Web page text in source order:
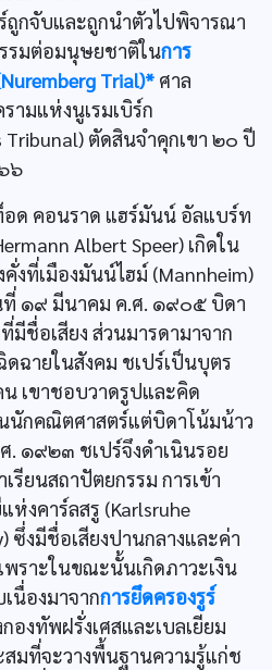
ถูกจับและถูกนำตัวไปพิจารณา
รมต่อมนุษยชาติในการ
Trial)* ศาล
ามแห่งนูเรมเบิร์ก
Tribunal) ตัดสินจำคุกเขา ๒๐ ปี
๖
ด คอนราด แฮร์มันน์ อัลแบร์ท
Albert Speer) เกิดใน
งที่เมืองมันน์ไฮม์ (Mannheim)
ที่ ๑๙ มีนาคม ค.ศ. ๑๙๐๕ บิดา
ชื่อเสียง ส่วนมารดามาจาก
ฉายในสังคม ชเปร์เป็นบุตร
เขาชอบวาดรูปและคิด
นักคณิตศาสตร์แต่บิดาโน้มน้าว
. ๑๙๒๓ ชเปร์จึงดำเนินรอย
รียนสถาปัตยกรรม การเข้า
งคาร์ลสรู (Karlsruhe
ซึ่งมีชื่อเสียงปานกลางและค่า
พราะในขณะนั้นเกิดภาวะเงิน
นื่องมาจากการยึดครองรูร์
องทัพฝรั่งเศสและเบลเยียม
สมที่จะวางพื้นฐานความรู้แก่ช